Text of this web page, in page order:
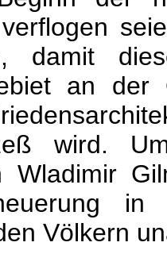
damit
an
wird.
Wladimir
Völkern